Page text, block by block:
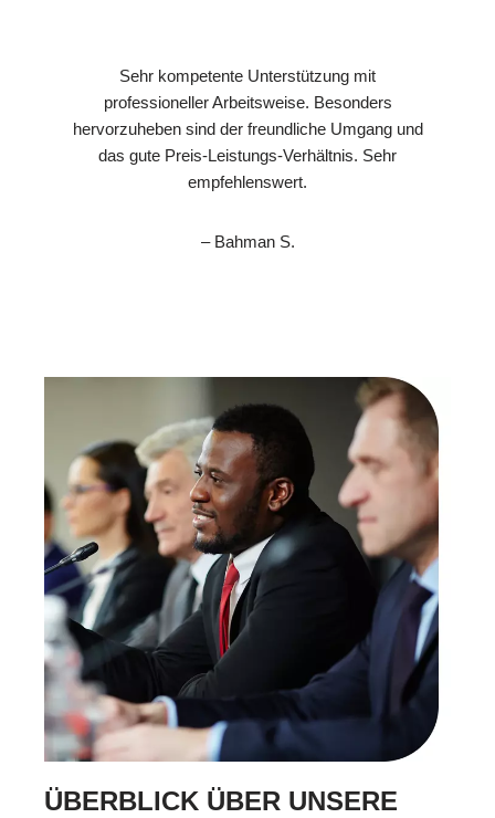
Sehr kompetente Unterstützung mit
professioneller Arbeitsweise. Besonders
hervorzuheben sind der freundliche Umgang und
das gute Preis-Leistungs-Verhältnis. Sehr
empfehlenswert.
– Bahman S.
ÜBERBLICK ÜBER UNSERE